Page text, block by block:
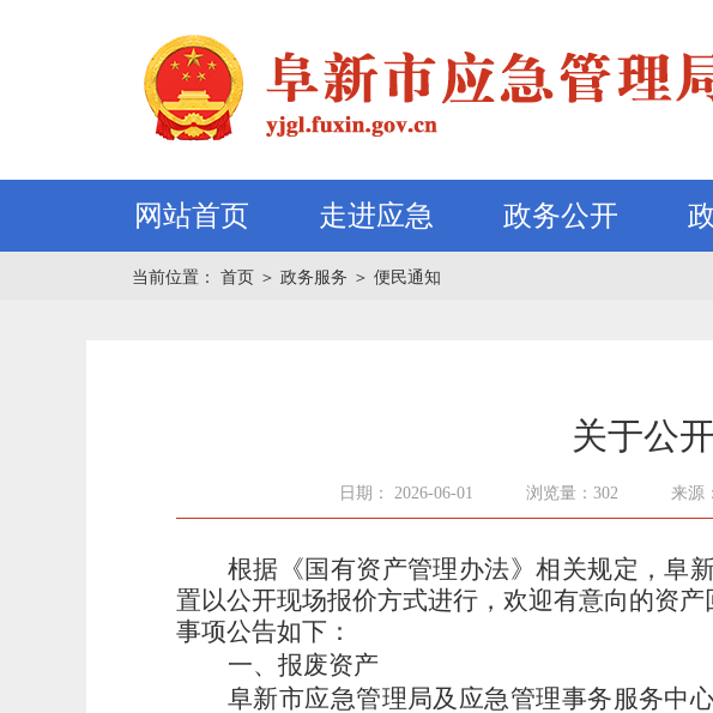
网站首页 走进应急 政务公开
当前位置： 首页 ＞ 政务服务 ＞ 便民通知
关于公
日期： 2026-06-01 浏览量：302 来源
根据 《国有资产管理办法》相关规定，阜
置以公开现场报价方式进行，欢迎有意向的资
事项公告如下：
一、报废资产
阜新市应急管理局及应急管理事务服务中